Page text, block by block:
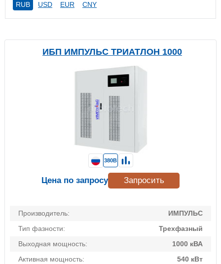
RUB USD EUR CNY
ИБП ИМПУЛЬС ТРИАТЛОН 1000
Производитель:
ИМПУЛЬС
Тип фазности:
Трехфазный
Выходная мощность:
1000 кВА
Активная мощность:
540 кВт
380В
Цена по запросу Запросить